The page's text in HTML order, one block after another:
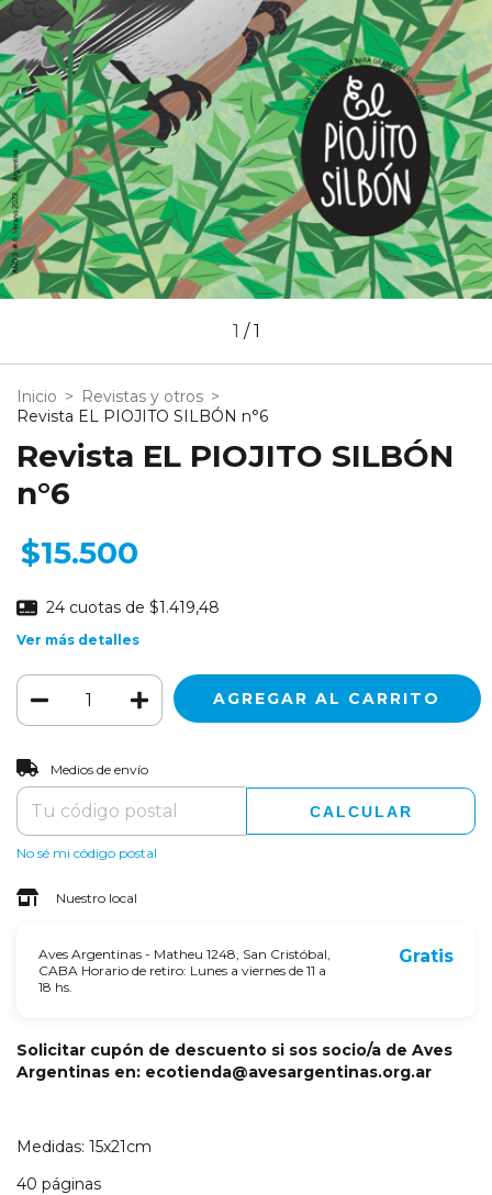
1 /1
Inicio > Revistas y otros >
Revista EL PIOJITO SILBÓN n°6
Revista EL PIOJITO SILBÓN
n°6
$15.500
24 cuotas de $1.419,48
Ver más detalles
Entregas para el CP:
Medios de envío
CALCULAR
No sé mi código postal
Nuestro local
Aves Argentinas - Matheu 1248, San Cristóbal,
CABA Horario de retiro: Lunes a viernes de 11 a
18 hs.
Gratis
Solicitar cupón de descuento si sos socio/a de Aves
Argentinas en: ecotienda@avesargentinas.org.ar
Medidas: 15x21cm
40 páginas